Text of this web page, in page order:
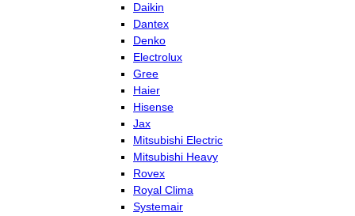
Daikin
Dantex
Denko
Electrolux
Gree
Haier
Hisense
Jax
Mitsubishi Electric
Mitsubishi Heavy
Rovex
Royal Clima
Systemair